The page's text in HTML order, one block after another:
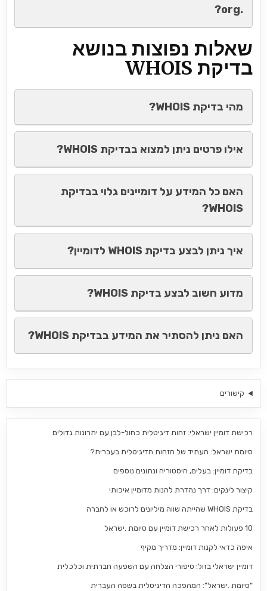
.org?
שאלות נפוצות בנושא
בדיקת WHOIS
מהי בדיקת WHOIS?
אילו פרטים ניתן למצוא בבדיקת WHOIS?
האם כל המידע על דומיינים גלוי בבדיקת
WHOIS?
איך ניתן לבצע בדיקת WHOIS לדומיין?
מדוע חשוב לבצע בדיקת WHOIS?
האם ניתן להסתיר את המידע בבדיקת WHOIS?
קישורים
רכישת דומיין ישראלי: זהות דיגיטלית כחול-לבן עם יתרונות גדולים
סיומת ישראל: העתיד של הזהות הדיגיטלית בעברית?
בדיקת דומיין: בעלים, היסטוריה ונתונים נוספים
קיצור לינקים: דרך נהדרת להנות מדומיין איכותי
בדיקת WHOIS שהייתה שווה מיליונים לרוכש או לחברה
10 פעולות לאחר רכישת דומיין עם סיומת .ישראל
איפה כדאי לקנות דומיין: מדריך מקיף
דומיין ישראלי בזול: סיפורי הצלחה עם השפעה חברתית וכלכלית
“סיומת .ישראל”: המהפכה הדיגיטלית בשפה העברית